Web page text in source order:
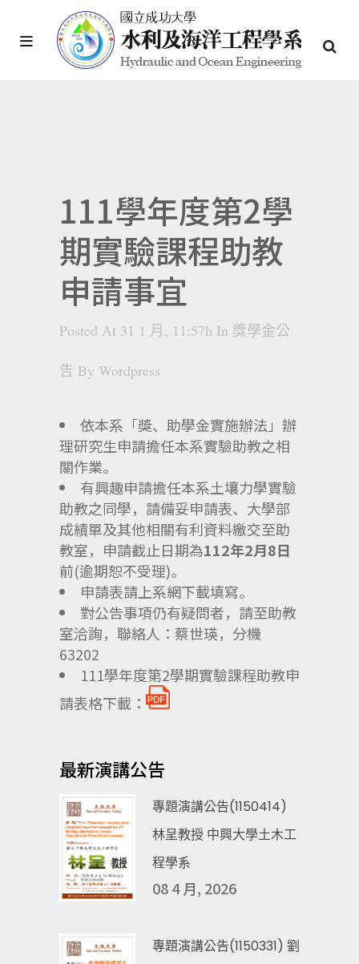
111學年度第2學
期實驗課程助教
申請事宜
Posted At 31 1 月, 11:57h In 獎學金公
告 By Wordpress
依本系「獎、助學金實施辦法」辦
理研究生申請擔任本系實驗助教之相
關作業。
有興趣申請擔任本系土壤力學實驗
助教之同學，請備妥申請表、大學部
成績單及其他相關有利資料繳交至助
教室，申請截止日期為112年2月8日
前(逾期恕不受理)。
申請表請上系網下載填寫。
對公告事項仍有疑問者，請至助教
室洽詢，聯絡人：蔡世瑛，分機
63202
111學年度第2學期實驗課程助教申
請表格下載：
最新演講公告
專題演講公告(1150414)
林呈教授 中興大學土木工
程學系
08 4 月, 2026
專題演講公告(1150331) 劉